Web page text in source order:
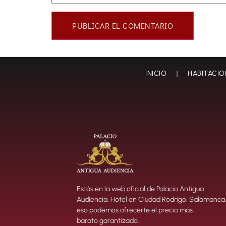
INICIO
Estás en la web oficial de Palacio Antigua
Audiencia. Hotel en Ciudad Rodrigo,
eso podemos ofrecerte el precio más
barato garantizado.